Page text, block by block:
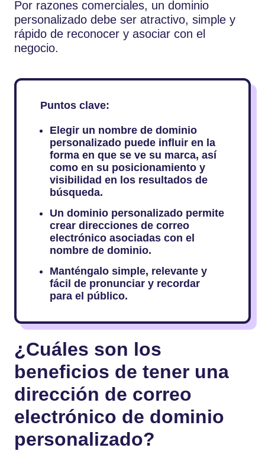
Por razones comerciales, un dominio
personalizado debe ser atractivo, simple y
rápido de reconocer y asociar con el
negocio.
Puntos clave:
Elegir un nombre de dominio
personalizado puede influir en la
forma en que se ve su marca, así
como en su posicionamiento y
visibilidad en los resultados de
búsqueda.
Un dominio personalizado permite
crear direcciones de correo
electrónico asociadas con el
nombre de dominio.
Manténgalo simple, relevante y
fácil de pronunciar y recordar
para el público.
¿Cuáles son los
beneficios de tener una
dirección de correo
electrónico de dominio
personalizado?